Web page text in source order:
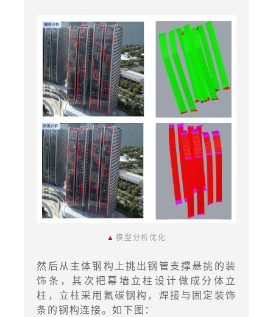
▲模型分析优化
然后从主体钢构上挑出钢管支撑悬挑的装
饰条，其次把幕墙立柱设计做成分体立
柱，立柱采用氟碳钢构，焊接与固定装饰
条的钢构连接。如下图：